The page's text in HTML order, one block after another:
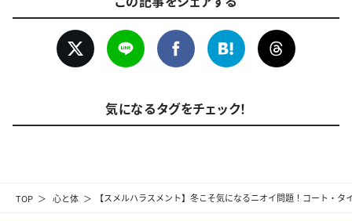
TOP 心と体 【スメルハラスメント】冬こそ気になるニオイ問題！コート・
気になるタグをチェック！